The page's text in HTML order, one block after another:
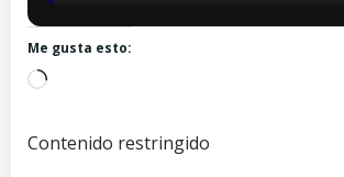
Me gusta esto:
Cargando...
Contenido restringido